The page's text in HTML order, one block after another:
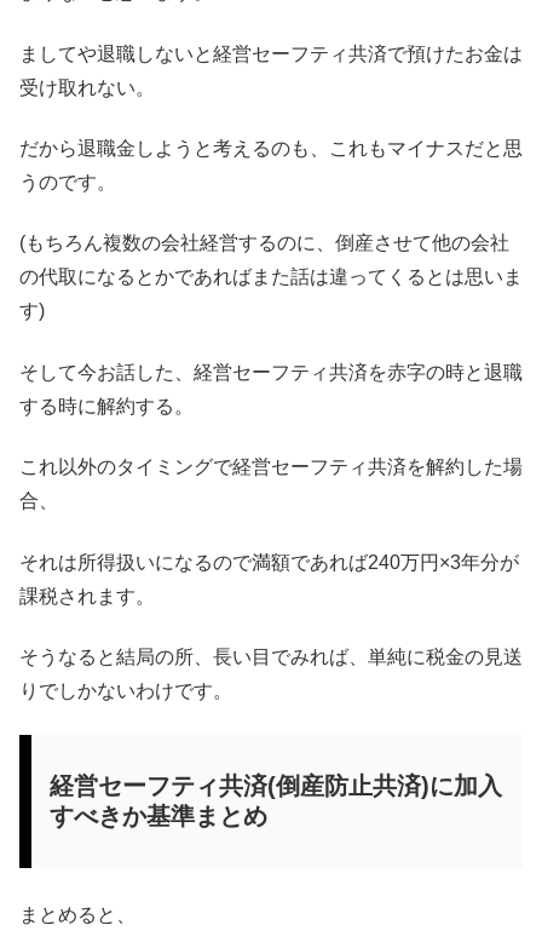
ましてや退職しないと経営セーフティ共済で預けたお金は
受け取れない。
だから退職金しようと考えるのも、これもマイナスだと思
うのです。
(もちろん複数の会社経営するのに、倒産させて他の会社
の代取になるとかであればまた話は違ってくるとは思いま
す)
そして今お話した、経営セーフティ共済を赤字の時と退職
する時に解約する。
これ以外のタイミングで経営セーフティ共済を解約した場
合、
それは所得扱いになるので満額であれば240万円×3年分が
課税されます。
そうなると結局の所、長い目でみれば、単純に税金の見送
りでしかないわけです。
経営セーフティ共済(倒産防止共済)に加入
すべきか基準まとめ
まとめると、